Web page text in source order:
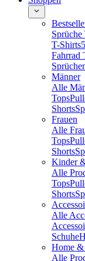
Sprüche
T-Shirts
Fahrrad
Männer
Alle
Tops
Shorts
Frauen
Alle
Tops
Shorts
Kinder
Alle
Tops
Shorts
Alle
Schuhe
Home
Alle